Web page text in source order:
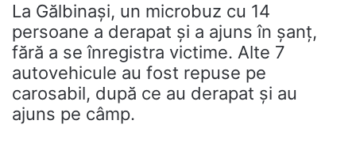
La Gălbinași, un microbuz cu 14
persoane a derapat și a ajuns în șanț,
fără a se înregistra victime. Alte 7
autovehicule au fost repuse pe
carosabil, după ce au derapat și au
ajuns pe câmp.